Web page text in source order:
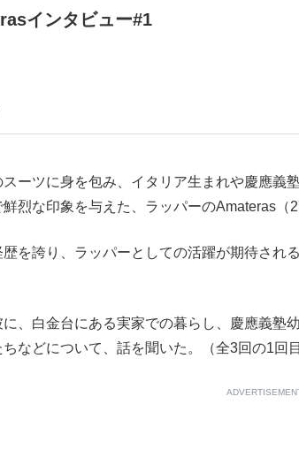
インタビュー#1
ーツに身を包み、イタリア生まれや慶應義
烈な印象を与えた、ラッパーのAmateras（
を誇り、ラッパーとしての活躍が期待され
、白金台にある実家での暮らし、慶應義塾
ちなどについて、話を聞いた。（全3回の1回